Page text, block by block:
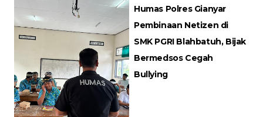
Humas Polres Gianyar
Pembinaan Netizen di
SMK PGRI Blahbatuh, Bijak
Bermedsos Cegah
Bullying